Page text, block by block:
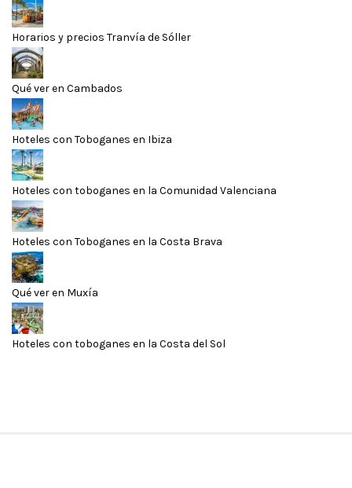
Horarios y precios Tranvía de Sóller
Qué ver en Cambados
Hoteles con Toboganes en Ibiza
Hoteles con toboganes en la Comunidad Valenciana
Hoteles con Toboganes en la Costa Brava
Qué ver en Muxía
Hoteles con toboganes en la Costa del Sol